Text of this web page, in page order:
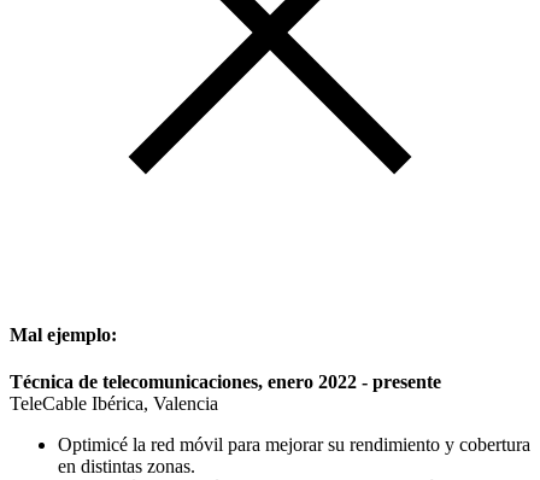
Mal ejemplo:
Técnica de telecomunicaciones, enero 2022 - presente
TeleCable Ibérica, Valencia
Optimicé la red móvil para mejorar su rendimiento y cobertura
en distintas zonas.